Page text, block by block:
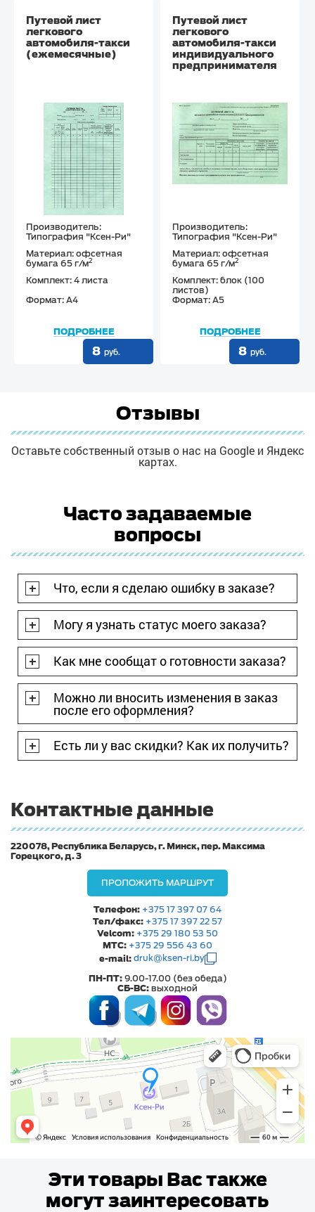
Путевой лист
легкового
автомобиля-такси
(ежемесячные)
Производитель:
Типография "Ксен-Ри"
Материал: офсетная
бумага 65 г/м2
Комплект: 4 листа
Формат: А4
ПОДРОБНЕЕ
8 руб.
Путевой лист
легкового
автомобиля-такси
индивидуального
предпринимателя
Производитель:
Типография "Ксен-Ри"
Материал: офсетная
бумага 65 г/м2
Комплект: блок (100
листов)
Формат: А5
ПОДРОБНЕЕ
8 руб.
Отзывы
Оставьте собственный отзыв о нас на Google и Яндекс
картах.
Часто задаваемые
вопросы
Что, если я сделаю ошибку в заказе?
Могу я узнать статус моего заказа?
Как мне сообщат о готовности заказа?
Можно ли вносить изменения в заказ
после его оформления?
Есть ли у вас скидки? Как их получить?
Контактные данные
220078, Республика Беларусь, г. Минск, пер. Максима
Горецкого, д. 3
ПРОЛОЖИТЬ МАРШРУТ
Телефон: +375 17 397 07 64
Тел/факс: +375 17 397 22 57
Velcom: +375 29 180 53 50
МТС: +375 29 556 43 60
e-mail: druk@ksen-ri.by
ПН-ПТ:9.00-17.00 (без обеда)
СБ-ВС: выходной
Эти товары Вас также
могут заинтересовать